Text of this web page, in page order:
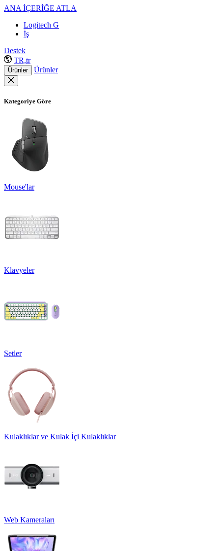
ANA İÇERİĞE ATLA
Logitech G
İş
Destek
TR,tr
Ürünler Ürünler
Kategoriye Göre
Mouse'lar
Klavyeler
Setler
Kulaklıklar ve Kulak İçi Kulaklıklar
Web Kameraları